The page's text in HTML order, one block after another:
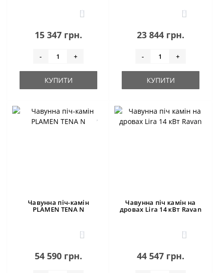
0
15 347 грн.
- +
КУПИТИ
0
23 844 грн.
- +
КУПИТИ
Чавунна піч-камін
PLAMEN TENA N
2
54 590 грн.
Чавунна піч камін на
дровах Lira 14 кВт Ravan
0
44 547 грн.